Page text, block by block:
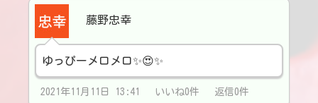
藤野忠幸
ゆっぴーメロメロ✨😍✨
2021年11月11日 13:41 いいね0件 返信0件